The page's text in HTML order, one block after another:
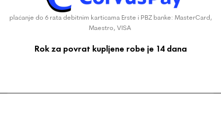
plaćanje do 6 rata debitnim karticama Erste i PBZ banke: MasterCard,
Maestro, VISA
Rok za povrat kupljene robe je 14 dana